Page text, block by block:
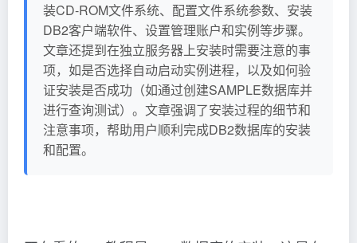
装CD-ROM文件系统、配置文件系统参数、安装
DB2客户端软件、设置管理账户和实例等步骤。
文章还提到在独立服务器上安装时需要注意的事
项，如是否选择自动启动实例进程，以及如何验
证安装是否成功（如通过创建SAMPLE数据库并
进行查询测试）。文章强调了安装过程的细节和
注意事项，帮助用户顺利完成DB2数据库的安装
和配置。